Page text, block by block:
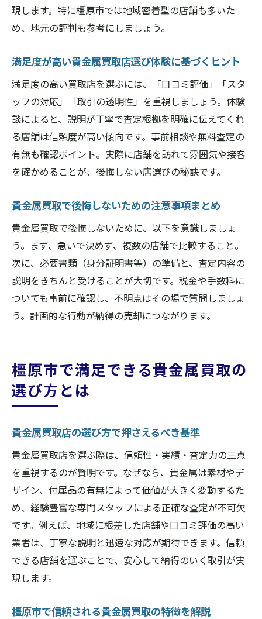
現します。特に橿原市では地域密着型の店舗も多いた
め、地元の評判も参考にしましょう。
満足度が高い貴金属買取店選び体験に基づくヒント
満足度の高い買取店を選ぶには、「口コミ評価」「スタ
ッフの対応」「取引の透明性」を重視しましょう。体験
談によると、説明が丁寧で査定根拠を明確に伝えてくれ
る店舗は信頼度が高い傾向です。事前相談や無料査定の
有無も確認ポイント。実際に店舗を訪れて雰囲気や接客
を確かめることが、後悔しない店選びの秘訣です。
貴金属買取で後悔しないための注意事項まとめ
貴金属買取で後悔しないために、以下を意識しましょ
う。まず、急いで決めず、複数の店舗で比較すること。
次に、必要書類（身分証明書等）の準備と、査定内容の
説明をきちんと受けることが大切です。税金や手数料に
ついても事前に確認し、不明点はその場で質問しましょ
う。計画的な行動が納得の売却につながります。
橿原市で満足できる貴金属買取の
選び方とは
貴金属買取店の選び方で押さえるべき基準
貴金属買取店を選ぶ際は、信頼性・実績・査定力の三点
を重視するのが賢明です。なぜなら、貴金属は素材やデ
ザイン、付属品の有無によって価値が大きく変動するた
め、経験豊富な専門スタッフによる正確な査定が不可欠
です。例えば、地域に根差した店舗や口コミ評価の高い
業者は、丁寧な説明と迅速な対応が期待できます。信頼
できる店舗を選ぶことで、安心して納得のいく取引が実
現します。
橿原市で信頼される貴金属買取の特徴を解説